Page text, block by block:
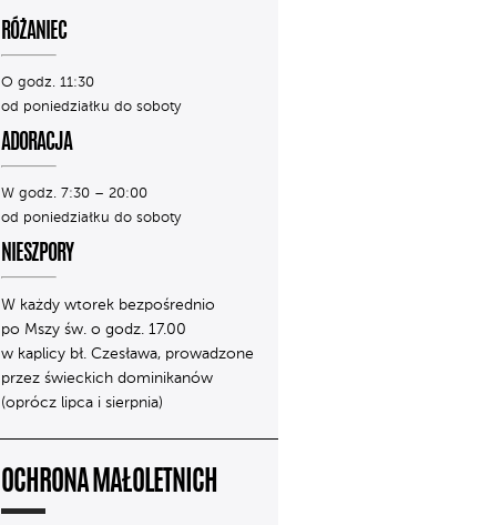
RÓŻANIEC
O godz. 11:30
od poniedziałku do soboty
ADORACJA
W godz. 7:30 – 20:00
od poniedziałku do soboty
NIESZPORY
W każdy wtorek bezpośrednio
po Mszy św. o godz. 17.00
w kaplicy bł. Czesława, prowadzone
przez świeckich dominikanów
(oprócz lipca i sierpnia)
OCHRONA MAŁOLETNICH